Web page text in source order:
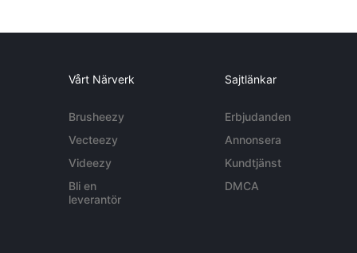
Vårt Närverk
Brusheezy
Vecteezy
Videezy
Bli en
leverantör
Sajtlänkar
Erbjudanden
Annonsera
Kundtjänst
DMCA